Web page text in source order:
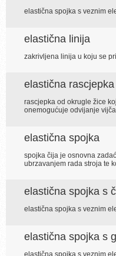
elastična spojka s veznim
elastična linija
zakrivljena linija u koju se
elastična rascjepka
rascjepka od okrugle žice
onemogućuje odvijanje
elastična spojka
spojka čija je osnovna
ubrzavanjem rada stroja te
elastična spojka s
elastična spojka s veznim
elastična spojka s
elastična spojka s veznim